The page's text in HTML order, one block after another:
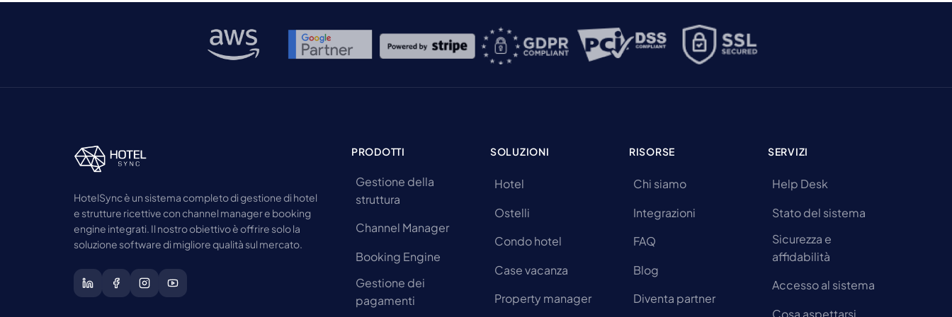
HotelSync è un sistema completo di gestione di hotel
e strutture ricettive con channel manager e booking
engine integrati. Il nostro obiettivo è offrire solo la
soluzione software di migliore qualità sul mercato.
PRODOTTI
Gestione della
struttura
Channel Manager
Booking Engine
Gestione dei
pagamenti
SOLUZIONI
Hotel
Ostelli
Condo hotel
Case vacanza
Property manager
RISORSE
Chi siamo
Integrazioni
FAQ
Blog
Diventa partner
SERVIZI
Help Desk
Stato del sistema
Sicurezza e
affidabilità
Accesso al sistema
Cosa aspettarsi